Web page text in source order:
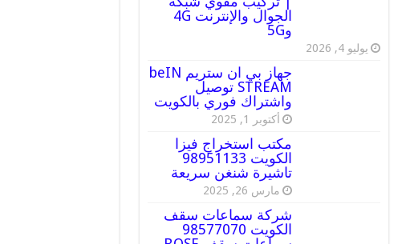
الجوال والإنترنت 4G
و5G
يوليو 4, 2026
جهاز بي ان ستريم beIN
STREAM توصيل
واشتراك فوري بالكويت
أكتوبر 1, 2025
مكتب استخراج فيزا
الكويت 98951133
تاشيرة شنغن سريعة
مارس 26, 2025
شركة سماعات سقف
الكويت 98577070